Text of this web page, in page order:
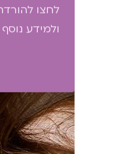
לחצו
ולמידע